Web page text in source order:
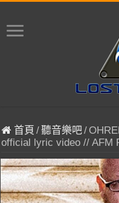
首頁 /聽音樂吧/
official lyric video // AFM